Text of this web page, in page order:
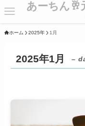
あーちん🥂
ホーム 2025年 1月
2025年1月 –